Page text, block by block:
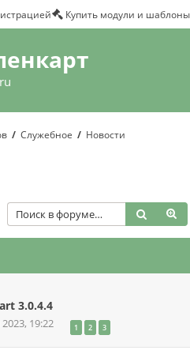
Купить модули и шаблоны
Служебное Новости
Поиск
3.0.4.4
19:22 1 2 3